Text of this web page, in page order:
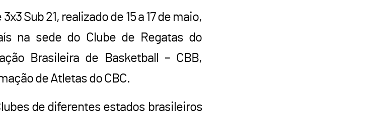
Sub 21, realizado de 15 a 17 de maio,
na sede do Clube de Regatas do
Brasileira de Basketball – CBB,
de Atletas do CBC.
de diferentes estados brasileiros